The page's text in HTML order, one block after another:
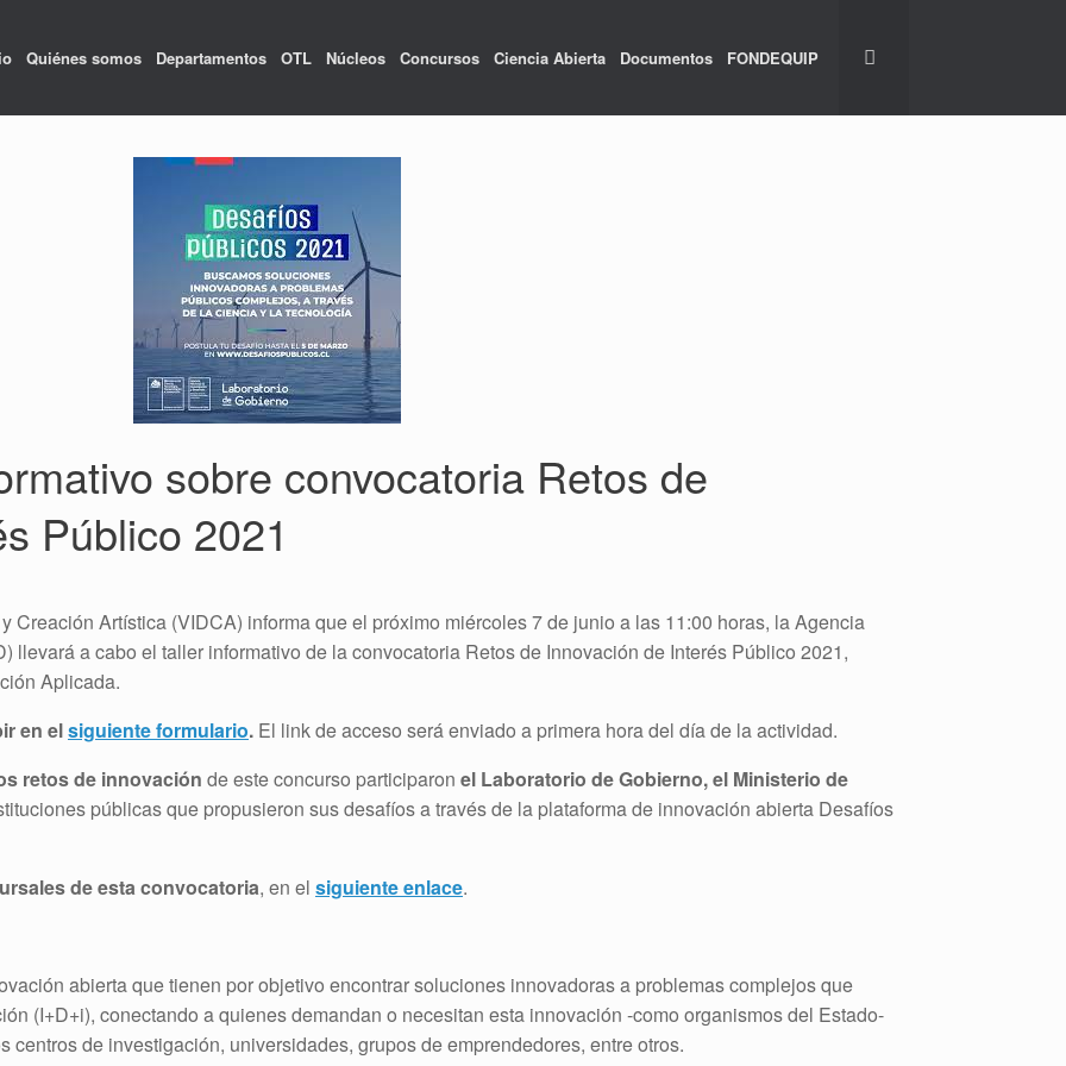
Quiénes somos Departamentos OTL Núcleos Concursos Ciencia Abierta Documentos FONDEQUIP
sobre convocatoria Retos de
Público 2021
Creación Artística (VIDCA) informa que el próximo miércoles 7 de junio a las 11:00 horas, la Agencia
llevará a cabo el taller informativo de la convocatoria Retos de Innovación de Interés Público 2021,
Aplicada.
en elsiguiente formulario. El link de acceso será enviado a primera hora del día de la actividad.
retos de innovación de este concurso participaron el Laboratorio de Gobierno, el Ministerio de
públicas que propusieron sus desafíos a través de la plataforma de innovación abierta Desafíos
de esta convocatoria, en el siguiente enlace.
abierta que tienen por objetivo encontrar soluciones innovadoras a problemas complejos que
(I+D+i), conectando a quienes demandan o necesitan esta innovación -como organismos del Estado-
centros de investigación, universidades, grupos de emprendedores, entre otros.